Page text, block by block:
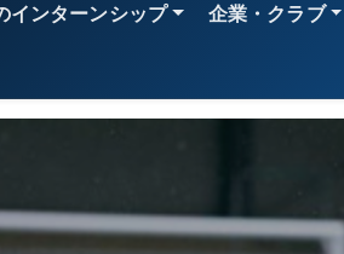
インターンシップ 企業・クラブ